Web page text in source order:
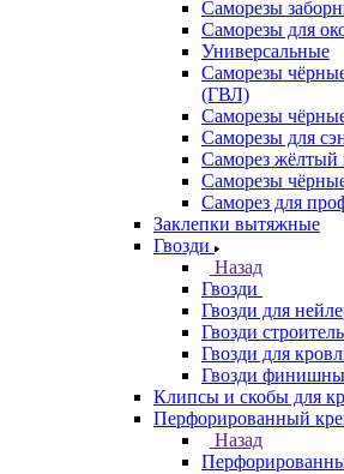
Саморезы
Саморезы для
Универсальные
Саморезы
(ГВЛ)
Саморезы
Саморезы для
Саморез жёлтый
Саморезы
Саморез для
Заклепки вытяжные
Гвозди
Назад
Гвозди
Гвозди для
Гвозди
Гвозди для
Гвозди
Клипсы и скобы для
Перфорированный
Назад